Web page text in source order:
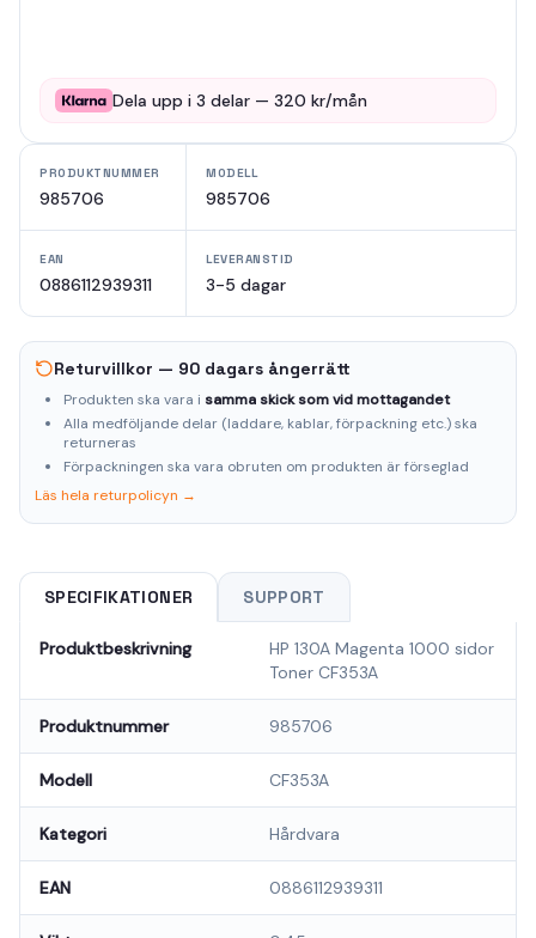
Dela upp i 3 delar — 320 kr/mån
PRODUKTNUMMER
985706
MODELL
985706
EAN
0886112939311
LEVERANSTID
3-5 dagar
Returvillkor — 90 dagars ångerrätt
Produkten ska vara i samma skick som vid mottagandet
Alla medföljande delar (laddare, kablar, förpackning etc.) ska
returneras
Förpackningen ska vara obruten om produkten är förseglad
Läs hela returpolicyn →
SPECIFIKATIONER SUPPORT
Produktbeskrivning
HP 130A Magenta 1000 sidor
Toner CF353A
Produktnummer 985706
Modell CF353A
Kategori Hårdvara
EAN 0886112939311